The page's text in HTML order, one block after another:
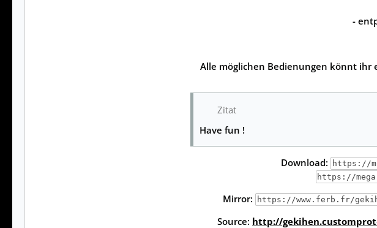
-
Alle möglichen Bedienungen könnt ihr
Zitat
Have fun !
Download:
https://
https://
Mirror: https://www.ferb.fr/
Source: http://